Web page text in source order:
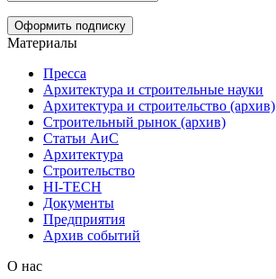
Материалы
Пресса
Архитектура и строительные науки
Архитектура и строительство (архив)
Строительный рынок (архив)
Статьи АиС
Архитектура
Строительство
HI-TECH
Документы
Предприятия
Архив событий
О нас